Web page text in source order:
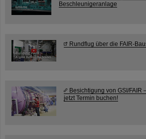
Beschleunigeranlage
Rundflug über die FAIR-
Besichtigung von GSI/FAIR
jetzt Termin buchen!